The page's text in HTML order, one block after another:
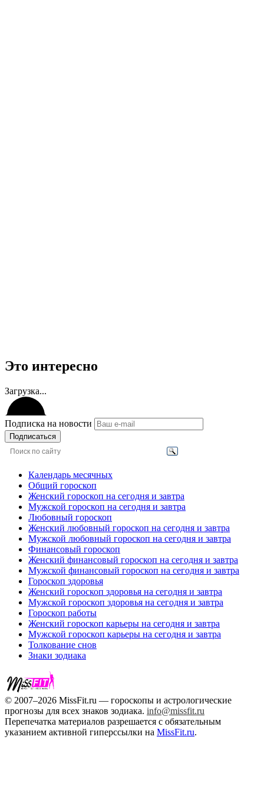
Это интересно
Загрузка...
Подписка на новости
Подписаться
Календарь месячных
Общий гороскоп
Женский гороскоп на сегодня и завтра
Мужской гороскоп на сегодня и завтра
Любовный гороскоп
Женский любовный гороскоп на сегодня и завтра
Мужской любовный гороскоп на сегодня и завтра
Финансовый гороскоп
Женский финансовый гороскоп на сегодня и завтра
Мужской финансовый гороскоп на сегодня и завтра
Гороскоп здоровья
Женский гороскоп здоровья на сегодня и завтра
Мужской гороскоп здоровья на сегодня и завтра
Гороскоп работы
Женский гороскоп карьеры на сегодня и завтра
Мужской гороскоп карьеры на сегодня и завтра
Толкование снов
Знаки зодиака
© 2007–2026 MissFit.ru — гороскопы и астрологические
прогнозы для всех знаков зодиака. info@missfit.ru
Перепечатка материалов разрешается с обязательным
указанием активной гиперссылки на MissFit.ru.